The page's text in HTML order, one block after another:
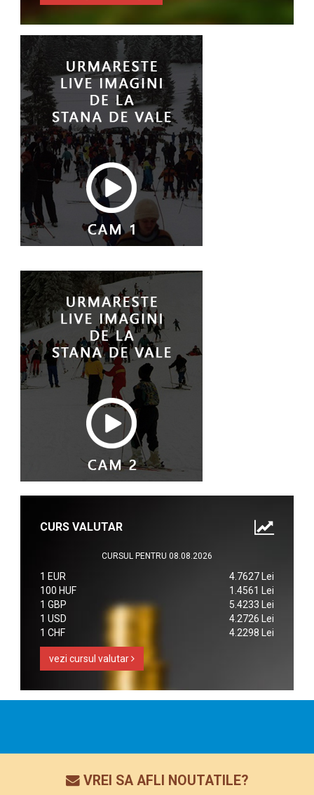
CURS VALUTAR
CURSUL PENTRU 08.08.2026
1 EUR
4.7627 Lei
100 HUF
1.4561 Lei
1 GBP
5.4233 Lei
1 USD
4.2726 Lei
1 CHF
4.2298 Lei
vezi cursul valutar
VREI SA AFLI NOUTATILE?